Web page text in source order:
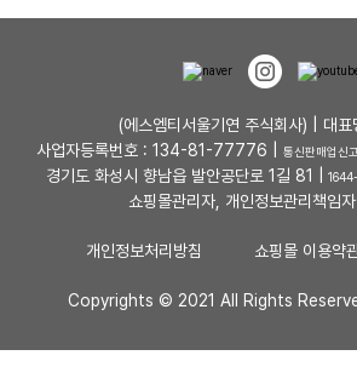
(에스엠티서울기연 주식회사) | 대
사업자등록번호 : 134-81-77776 |
통신판매업신
경기도 화성시 향남읍 발안공단로 1길 81 |
쇼핑몰관리자, 개인정보관리책임
개인정보처리방침 쇼핑몰 이용약
Copyrights © 2021 All Rights